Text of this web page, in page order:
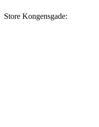
Store Kongensgade: